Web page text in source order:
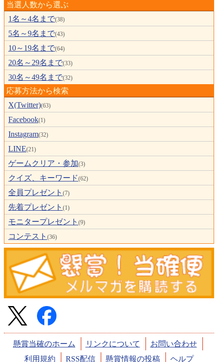
当選人数から選ぶ
1名～4名まで(38)
5名～9名まで(43)
10～19名まで(64)
20名～29名まで(33)
30名～49名まで(32)
応募方法から検索
X(Twitter)(63)
Facebook(1)
Instagram(32)
LINE(21)
ゲームクリア・参加(3)
クイズ、キーワード(62)
全員プレゼント (7)
先着プレゼント (1)
モニタープレゼント (9)
コンテスト (36)
懸賞当確のホーム リンクについて
お問い合わせ
利用規約
RSS配信 懸賞情報の投稿 ヘルプ